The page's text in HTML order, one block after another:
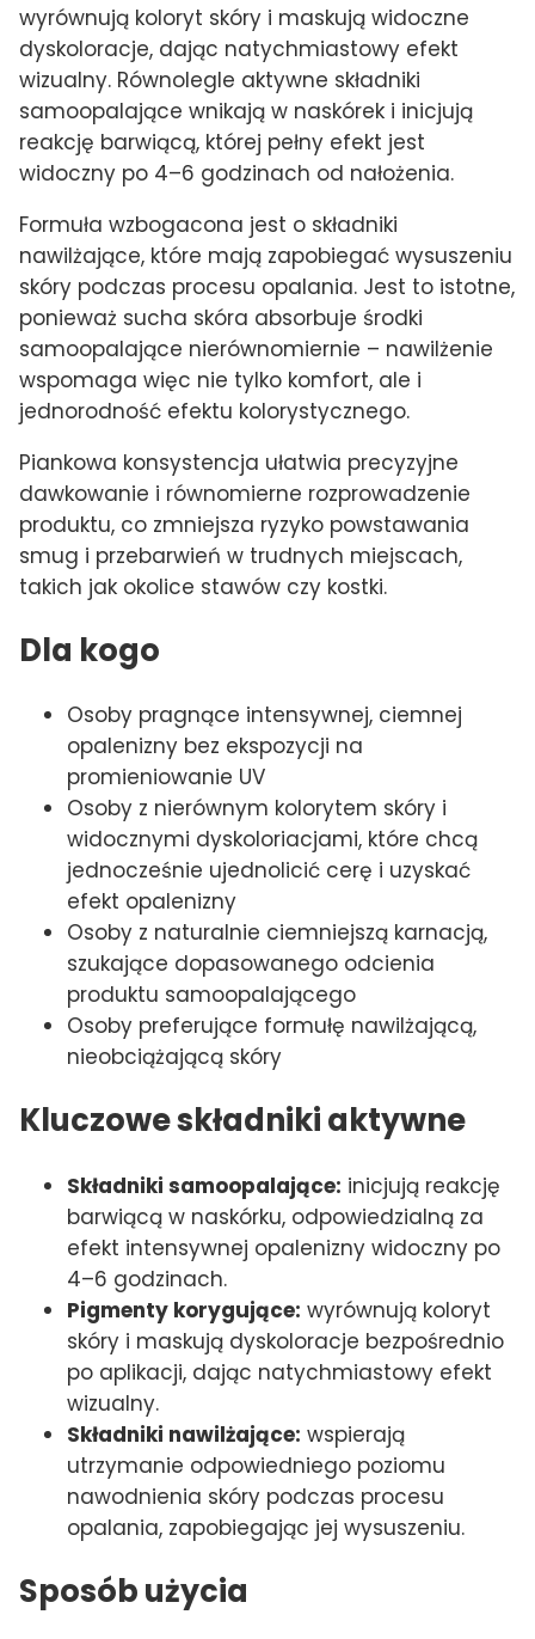
wyrównują koloryt skóry i maskują widoczne
dyskoloracje, dając natychmiastowy efekt
wizualny. Równolegle aktywne składniki
samoopalające wnikają w naskórek i inicjują
reakcję barwiącą, której pełny efekt jest
widoczny po 4–6 godzinach od nałożenia.
Formuła wzbogacona jest o składniki
nawilżające, które mają zapobiegać wysuszeniu
skóry podczas procesu opalania. Jest to istotne,
ponieważ sucha skóra absorbuje środki
samoopalające nierównomiernie – nawilżenie
wspomaga więc nie tylko komfort, ale i
jednorodność efektu kolorystycznego.
Piankowa konsystencja ułatwia precyzyjne
dawkowanie i równomierne rozprowadzenie
produktu, co zmniejsza ryzyko powstawania
smug i przebarwień w trudnych miejscach,
takich jak okolice stawów czy kostki.
Dla kogo
Osoby pragnące intensywnej, ciemnej
opalenizny bez ekspozycji na
promieniowanie UV
Osoby z nierównym kolorytem skóry i
widocznymi dyskoloriacjami, które chcą
jednocześnie ujednolicić cerę i uzyskać
efekt opalenizny
Osoby z naturalnie ciemniejszą karnacją,
szukające dopasowanego odcienia
produktu samoopalającego
Osoby preferujące formułę nawilżającą,
nieobciążającą skóry
Kluczowe składniki aktywne
Składniki samoopalające: inicjują reakcję
barwiącą w naskórku, odpowiedzialną za
efekt intensywnej opalenizny widoczny po
4–6 godzinach.
Pigmenty korygujące: wyrównują koloryt
skóry i maskują dyskoloracje bezpośrednio
po aplikacji, dając natychmiastowy efekt
wizualny.
Składniki nawilżające: wspierają
utrzymanie odpowiedniego poziomu
nawodnienia skóry podczas procesu
opalania, zapobiegając jej wysuszeniu.
Sposób użycia